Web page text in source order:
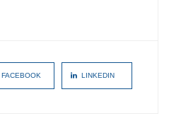
FACEBOOK LINKEDIN